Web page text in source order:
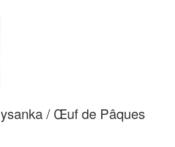
/ Œuf de Pâques